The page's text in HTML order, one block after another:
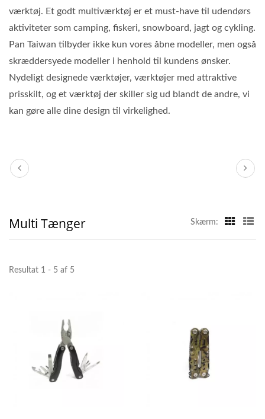
værktøj. Et godt multiværktøj er et must-have til udendørs
aktiviteter som camping, fiskeri, snowboard, jagt og cykling.
Pan Taiwan tilbyder ikke kun vores åbne modeller, men også
skræddersyede modeller i henhold til kundens ønsker.
Nydeligt designede værktøjer, værktøjer med attraktive
prisskilt, og et værktøj der skiller sig ud blandt de andre, vi
kan gøre alle dine design til virkelighed.
Multi Tænger Skærm:
Resultat 1 - 5 af 5